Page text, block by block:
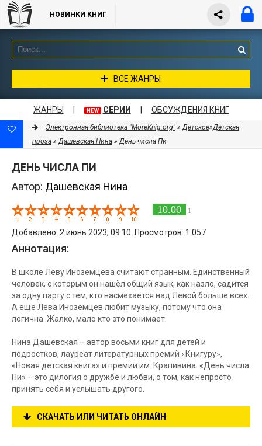
НОВИНКИ КНИГ
ВСЕ ЖАНРЫ
ЖАНРЫ NEW СЕРИИ ОБСУЖДЕНИЯ КНИГ
Электронная библиотека "MoreKnig.org" »Детское»Детская
проза »Дашевская Нина » День числа Пи
ДЕНЬ ЧИСЛА ПИ
Автор: Дашевская Нина
10.00 1
Добавлено: 2 июнь 2023, 09:10. Просмотров: 1 057
Аннотация:
В школе Лёву Иноземцева считают странным. Единственный
человек, с которым он нашёл общий язык, как назло, садится
за одну парту с тем, кто насмехается над Лёвой больше всех.
А ещё Лёва Иноземцев любит музыку, потому что она
логична. Жалко, мало кто это понимает.
Нина Дашевская – автор восьми книг для детей и
подростков, лауреат литературных премий «Книгуру»,
«Новая детская книга» и премии им. Крапивина. «День числа
Пи» – это дилогия о дружбе и любви, о том, как непросто
принять себя и услышать другого.
СКАЧАТЬ ИЛИ ЧИТАТЬ ОНЛАЙН